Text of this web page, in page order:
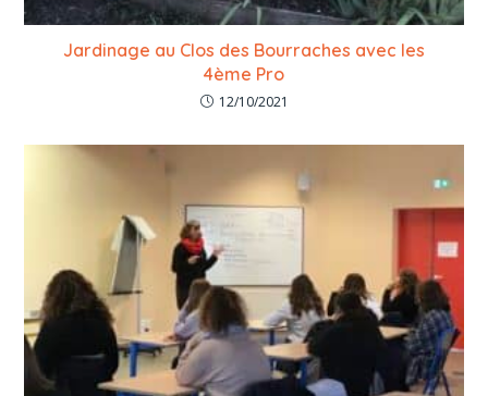
Jardinage au Clos des Bourraches avec les
4ème Pro
12/10/2021